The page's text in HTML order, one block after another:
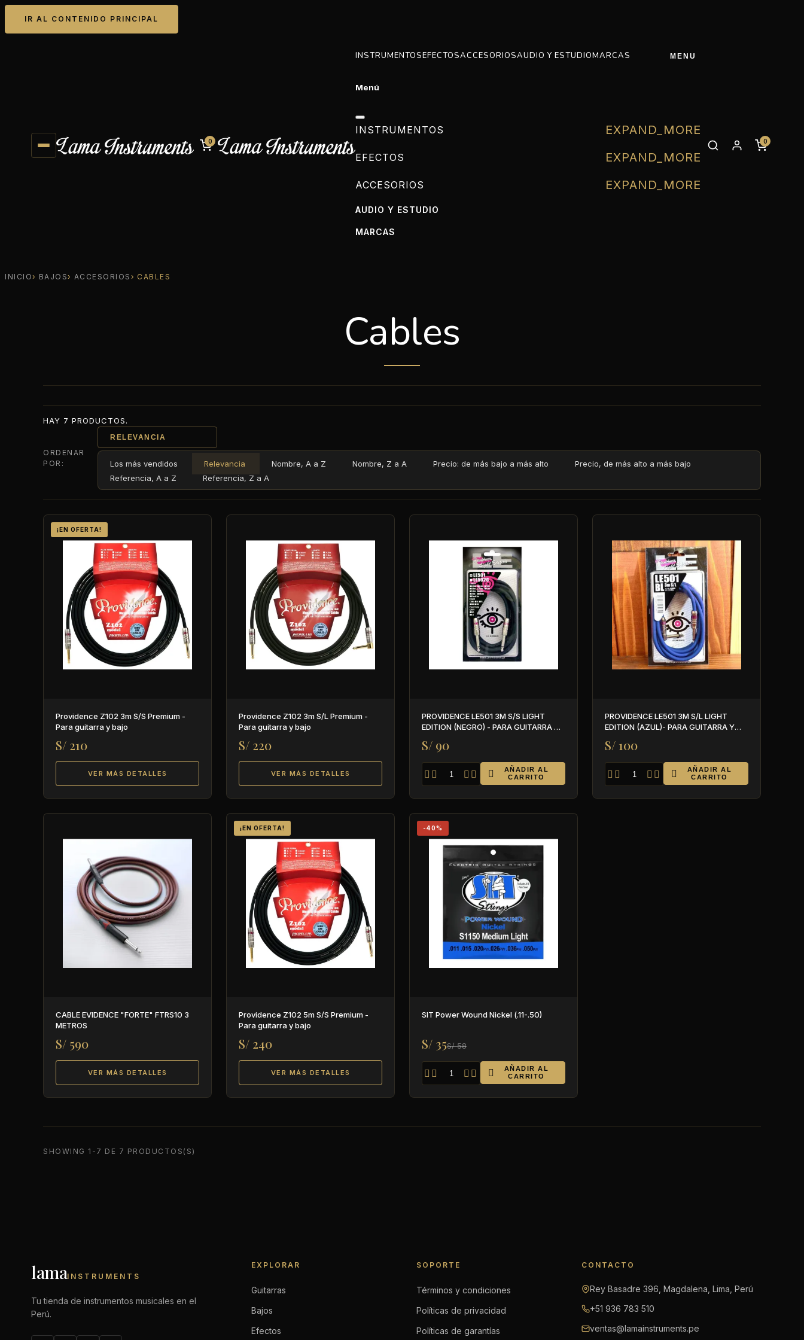
IR AL CONTENIDO PRINCIPAL
0
INSTRUMENTOSEFECTOSACCESORIOSAUDIO Y ESTUDIOMARCAS MENU
Menú
INSTRUMENTOS EXPAND_MORE
EFECTOS EXPAND_MORE
ACCESORIOS EXPAND_MORE
AUDIO Y ESTUDIO
MARCAS
0
INICIO BAJOS ACCESORIOS CABLES
Cables
HAY 7 PRODUCTOS.
ORDENAR
POR:
RELEVANCIA
Los más vendidos Relevancia Nombre, A a Z Nombre, Z a A Precio: de más bajo a más alto
Precio, de más alto a más bajo
Referencia, A a Z
Referencia, Z a A
¡EN OFERTA!
Providence Z102 3m S/S Premium -
Para guitarra y bajo
S/ 210
VER MÁS DETALLES
Providence Z102 3m S/L Premium -
Para guitarra y bajo
S/ 220
VER MÁS DETALLES
PROVIDENCE LE501 3M S/S LIGHT
EDITION (NEGRO) - PARA GUITARRA Y
S/ 90
    
AÑADIR AL
CARRITO
PROVIDENCE LE501 3M S/L LIGHT
EDITION (AZUL)- PARA GUITARRA Y
S/ 100
    
AÑADIR AL
CARRITO
CABLE EVIDENCE "FORTE" FTRS10 3
METROS
S/ 590
VER MÁS DETALLES
¡EN OFERTA!
Providence Z102 5m S/S Premium -
Para guitarra y bajo
S/ 240
VER MÁS DETALLES
-40%
SIT Power Wound Nickel (.11-.50)
S/ 35S/ 58
    
AÑADIR AL
CARRITO
SHOWING 1-7 DE 7 PRODUCTOS(S)
lamaINSTRUMENTS
Tu tienda de instrumentos musicales en el
Perú.
EXPLORAR
Guitarras
Bajos
Efectos
SOPORTE
Términos y condiciones
Políticas de privacidad
Políticas de garantías
CONTACTO
Rey Basadre 396, Magdalena, Lima, Perú
+51 936 783 510
ventas@lamainstruments.pe